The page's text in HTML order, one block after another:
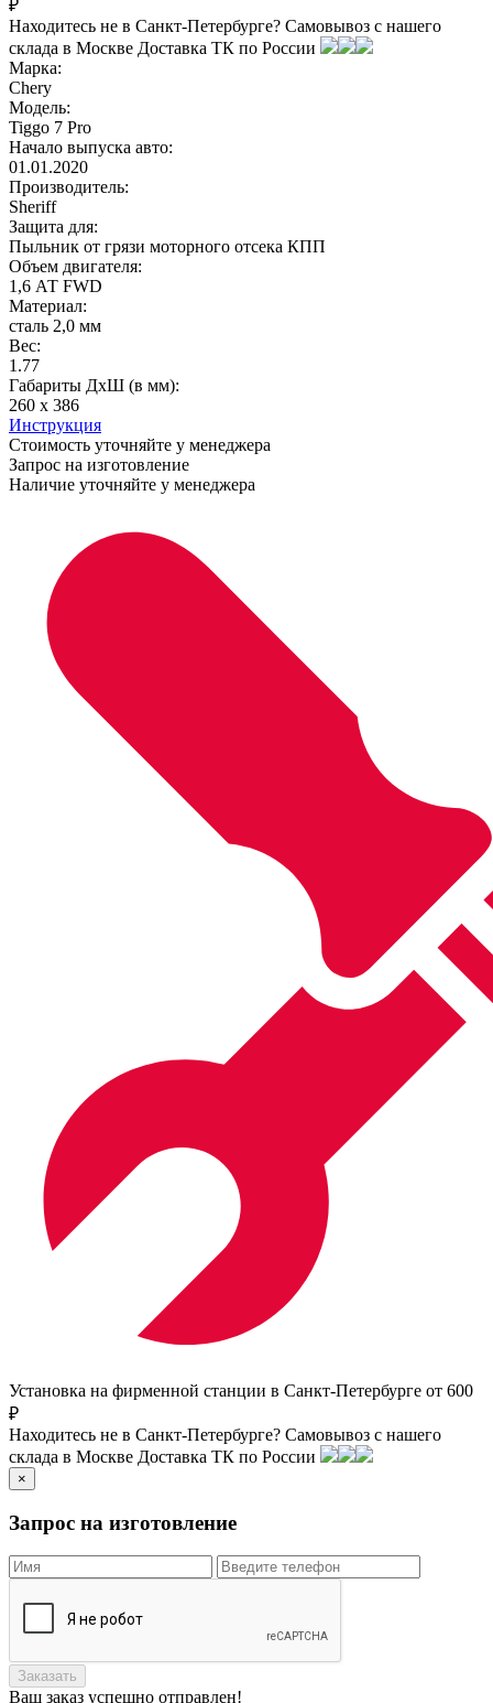
₽
Находитесь не в Санкт-Петербурге? Самовывоз с нашего
склада в Москве Доставка ТК по России
Марка:
Chery
Модель:
Tiggo 7 Pro
Начало выпуска авто:
01.01.2020
Производитель:
Sheriff
Защита для:
Пыльник от грязи моторного отсека КПП
Объем двигателя:
1,6 АТ FWD
Материал:
сталь 2,0 мм
Вес:
1.77
Габариты ДхШ (в мм):
260 х 386
Инструкция
Стоимость уточняйте у менеджера
Запрос на изготовление
Наличие уточняйте у менеджера
Установка на фирменной станции в Санкт-Петербурге от 600
₽
Находитесь не в Санкт-Петербурге? Самовывоз с нашего
склада в Москве Доставка ТК по России
×
Запрос на изготовление
Заказать
Ваш заказ успешно отправлен!